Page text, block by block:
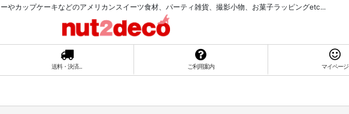
やカップケーキなどのアメリカンスイーツ食材、パーティ雑貨、撮影小物、お菓子ラッピングetc...
送料・決済... ご利用案内 マイページ